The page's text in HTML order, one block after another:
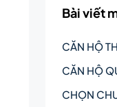
Bài viết
CĂN HỘ
CĂN HỘ
CHỌN